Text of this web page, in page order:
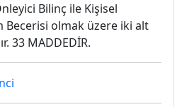
Bilinç ile Kişisel
Becerisi olmak üzere iki alt
33 MADDEDİR.